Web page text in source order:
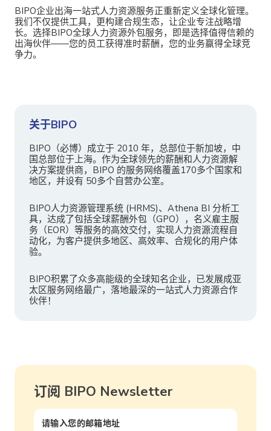
BIPO企业出海一站式人力资源服务正重新定义全球化管理。
我们不仅提供工具，更构建合规生态，让企业专注战略增
长。选择BIPO全球人力资源外包服务，即是选择值得信赖的
出海伙伴——您的员工获得准时薪酬，您的业务赢得全球竞
争力。
关于BIPO
BIPO（必博）成立于 2010 年，总部位于新加坡，中
国总部位于上海。作为全球领先的薪酬和人力资源解
决方案提供商，BIPO 的服务网络覆盖170多个国家和
地区，并设有 50多个自营办公室。
BIPO人力资源管理系统 (HRMS)、Athena BI 分析工
具，达成了包括全球薪酬外包（GPO），名义雇主服
务（EOR）等服务的高效交付，实现人力资源流程自
动化，为客户提供多地区、高效率、合规化的用户体
验。
BIPO积累了众多高能级的全球知名企业，已发展成亚
太区服务网络最广，落地最深的一站式人力资源合作
伙伴！
订阅 BIPO Newsletter